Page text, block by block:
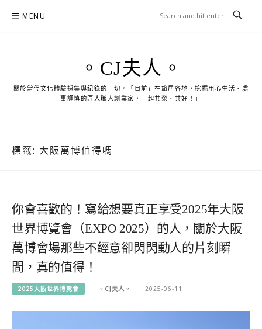
MENU
。CJ夫人。
關於當代文化體驗採集與紀錄的一切。「目前正在旅居各地，挖掘用心生活、處
事謹慎的匠人職人創業家，一起共榮、共好！」
標籤: 大阪萬博值得嗎
你會喜歡的！寫給想要真正享受2025年大阪
世界博覽會（EXPO 2025）的人，關於大阪
萬博會場那些不經意卻閃閃動人的片刻瞬
間，真的值得！
2025大阪世界博覽會 。CJ夫人。 2025-06-11